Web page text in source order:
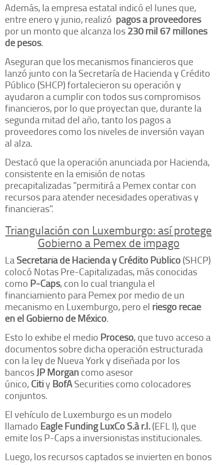
Además, la empresa estatal indicó el lunes que,
entre enero y junio, realizó pagos a proveedores
por un monto que alcanza los230 mil 67 millones
de pesos.
Aseguran que los mecanismos financieros que
lanzó junto con la Secretaría de Hacienda y Crédito
Público (SHCP) fortalecieron su operación y
ayudaron a cumplir con todos sus compromisos
financieros, por lo que proyectan que, durante la
segunda mitad del año, tanto los pagos a
proveedores como los niveles de inversión vayan
al alza.
Destacó que la operación anunciada por Hacienda,
consistente en la emisión de notas
precapitalizadas "permitirá a Pemex contar con
recursos para atender necesidades operativas y
financieras".
Triangulación con Luxemburgo: así protege
Gobierno a Pemex de impago
LaSecretaría de Hacienda y Crédito Público(SHCP)
colocó Notas Pre-Capitalizadas, más conocidas
como P-Caps, con lo cual triangula el
financiamiento para Pemex por medio de un
mecanismo en Luxemburgo, pero el riesgo recae
en el Gobierno de México.
Esto lo exhibe el medio Proceso, que tuvo acceso a
documentos sobre dicha operación estructurada
con la ley de Nueva York y diseñada por los
bancosJP Morgancomo asesor
único, Citiy BofASecurities como colocadores
conjuntos.
El vehículo de Luxemburgo es un modelo
llamado Eagle Funding LuxCo S.à r.l.(EFL I), que
emite los P-Caps a inversionistas institucionales.
Luego, los recursos captados se invierten en bonos